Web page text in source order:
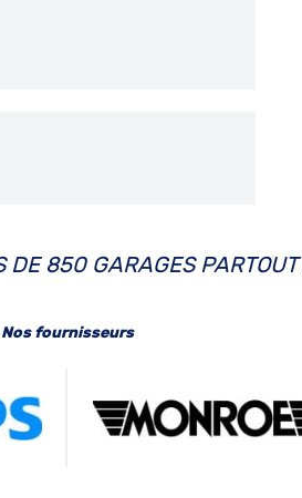
DE 850 GARAGES
Nos fournisseurs